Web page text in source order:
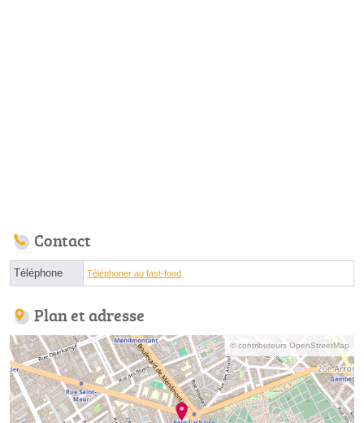
Contact
Téléphone Téléphoner au fast-food
Plan et adresse
© contributeurs OpenStreetMap